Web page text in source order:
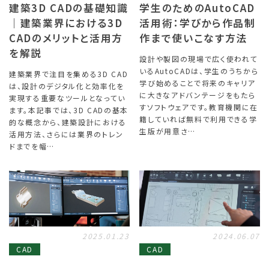
建築3D CADの基礎知識
｜建築業界における3D
CADのメリットと活用方
を解説
建築業界で注目を集める3D CAD
は、設計のデジタル化と効率化を
実現する重要なツールとなってい
ます。本記事では、3D CADの基本
的な概念から、建築設計における
活用方法、さらには業界のトレン
ドまでを幅…
学生のためのAutoCAD
活用術：学びから作品制
作まで使いこなす方法
設計や製図の現場で広く使われて
いるAutoCADは、学生のうちから
学び始めることで将来のキャリア
に大きなアドバンテージをもたら
すソフトウェアです。教育機関に在
籍していれば無料で利用できる学
生版が用意さ…
CAD
2025.01.23
CAD
2024.06.07